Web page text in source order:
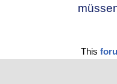
This